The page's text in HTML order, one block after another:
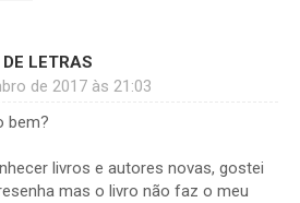
DE LETRAS
de 2017 às 21:03
bem?
livros e autores novas, gostei
mas o livro não faz o meu